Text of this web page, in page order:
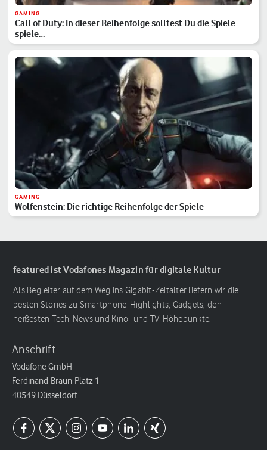
GAMING
Call of Duty: In dieser Reihenfolge solltest Du die Spiele
spiele…
GAMING
Wolfenstein: Die richtige Reihenfolge der Spiele
featured ist Vodafones Magazin für digitale Kultur
Als Begleiter auf dem Weg ins Gigabit-Zeitalter liefern wir die
besten Stories zu Smartphone-Highlights, Gadgets, den
heißesten Tech-News und Kino- und TV-Höhepunkte.
Anschrift
Vodafone GmbH
Ferdinand-Braun-Platz 1
40549 Düsseldorf